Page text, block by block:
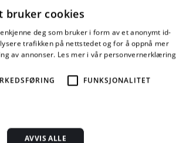
grunn
på byggeplasser
dekker
bruker cookies
deg som bruker i form av et anonymt id-
trafikken på nettstedet og for å oppnå mer
av annonser. Les mer i vår personvernerklæring
FUNKSJONALITET
AVVIS ALLE